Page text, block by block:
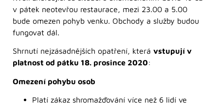
v pátek neotevřou restaurace, mezi 23.00 a 5.00
bude omezen pohyb venku. Obchody a služby budou
fungovat dál.
Shrnutí nejzásadnějších opatření, která vstupují v
platnost od pátku 18. prosince 2020:
Omezení pohybu osob
Platí zákaz shromažďování více než 6 lidí ve